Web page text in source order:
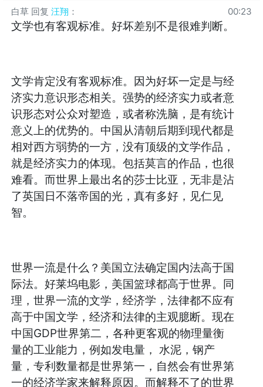
白草 回复 汪翔 ： 00:23
文学也有客观标准。好坏差别不是很难判断。
文学肯定没有客观标准。因为好坏一定是与经
济实力意识形态相关。强势的经济实力或者意
识形态对公众对塑造，或者称洗脑，是有统计
意义上的优势的。中国从清朝后期到现代都是
相对西方弱势的一方，没有顶级的文学作品，
就是经济实力的体现。包括莫言的作品，也很
难看。而世界上最出名的莎士比亚，无非是沾
了英国日不落帝国的光，真有多好，见仁见
智。
世界一流是什么？美国立法确定国内法高于国
际法。好莱坞电影，美国篮球都高于世界。同
理，世界一流的文学，经济学，法律都不应有
高于中国文学，经济和法律的主观臆断。现在
中国GDP世界第二，各种更客观的物理量衡
量的工业能力，例如发电量， 水泥，钢产
量，专利数量都是世界第一，自然会有世界第
一的经济学家来解释原因。而解释不了的世界